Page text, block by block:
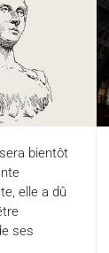
bientôt
elle a dû
ses